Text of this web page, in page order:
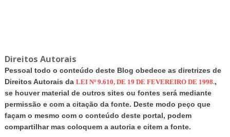
Direitos Autorais
Pessoal todo o conteúdo deste Blog obedece as diretrizes de
Direitos Autorais da LEI Nº 9.610, DE 19 DE FEVEREIRO DE 1998.,
se houver material de outros sites ou fontes será mediante
permissão e com a citação da fonte. Deste modo peço que
façam o mesmo com o conteúdo deste portal, podem
compartilhar mas coloquem a autoria e citem a fonte.